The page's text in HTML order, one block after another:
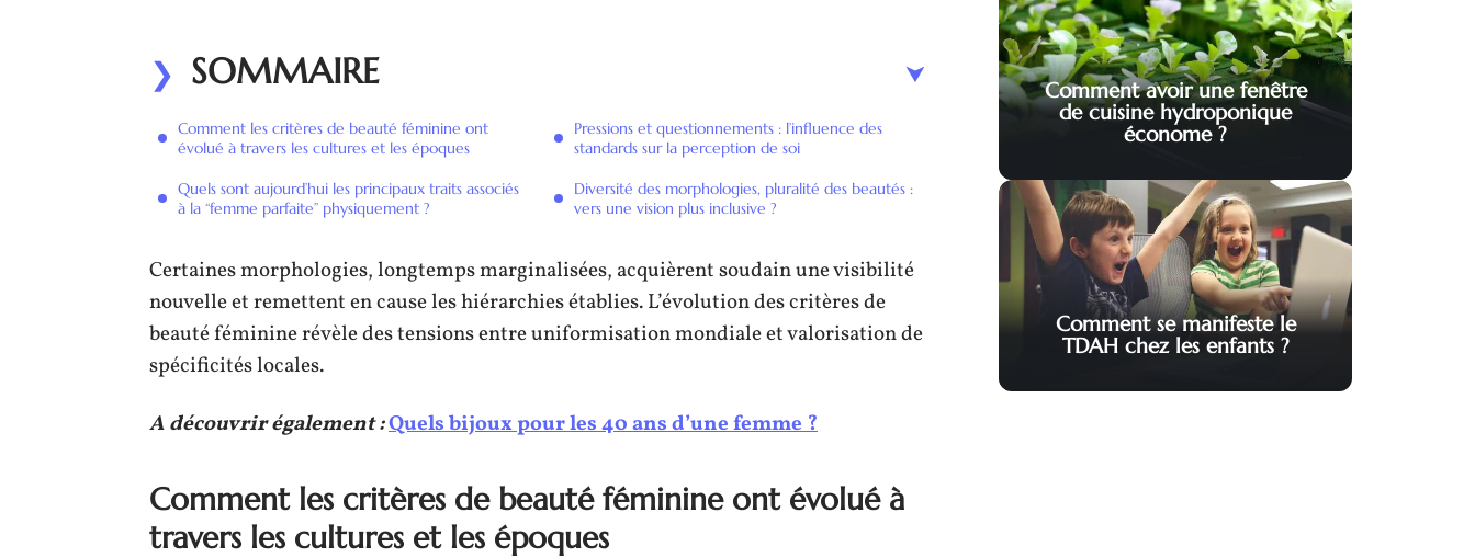
SOMMAIRE
Comment les critères de beauté féminine ont
évolué à travers les cultures et les époques
Quels sont aujourd’hui les principaux traits associés
à la “femme parfaite” physiquement ?
Pressions et questionnements : l’influence des
standards sur la perception de soi
Diversité des morphologies, pluralité des beautés :
vers une vision plus inclusive ?
Certaines morphologies, longtemps marginalisées, acquièrent soudain une visibilité
nouvelle et remettent en cause les hiérarchies établies. L’évolution des critères de
beauté féminine révèle des tensions entre uniformisation mondiale et valorisation de
spécificités locales.
A découvrir également :Quels bijoux pour les 40 ans d’une femme ?
Comment les critères de beauté féminine ont évolué à
travers les cultures et les époques
Comment avoir une fenêtre
de cuisine hydroponique
économe ?
Comment se manifeste le
TDAH chez les enfants ?